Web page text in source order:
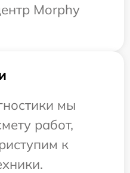
Morphy
мы
работ,
к